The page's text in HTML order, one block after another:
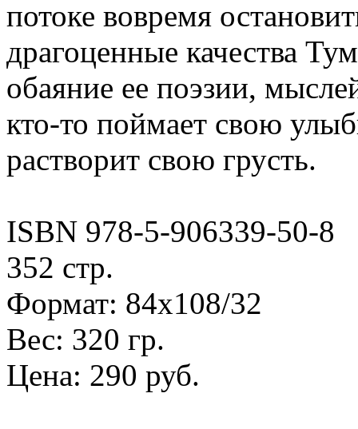
потоке вовремя
драгоценные качества
обаяние ее поэзии,
кто-то поймает свою
растворит свою грусть.
ISBN 978-5-906339-50-8
352 стр.
Формат: 84х108/32
Вес: 320 гр.
Цена: 290 руб.